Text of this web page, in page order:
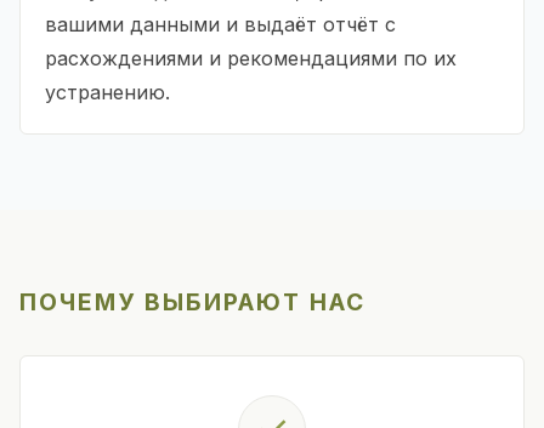
вашими данными и выдаёт отчёт с
расхождениями и рекомендациями по их
устранению.
ПОЧЕМУ ВЫБИРАЮТ НАС